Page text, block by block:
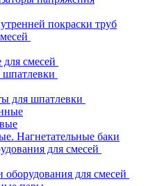
покраски труб
смесей
для шпатлевки
Нагнетательные баки
для смесей
оборудования для смесей